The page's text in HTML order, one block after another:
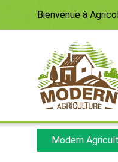
Bienvenue à
Modern